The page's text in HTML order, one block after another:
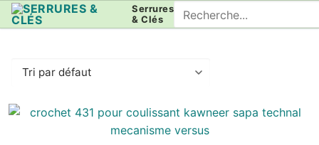
Aller
au
Serrures
& Clés
Rechercher
: